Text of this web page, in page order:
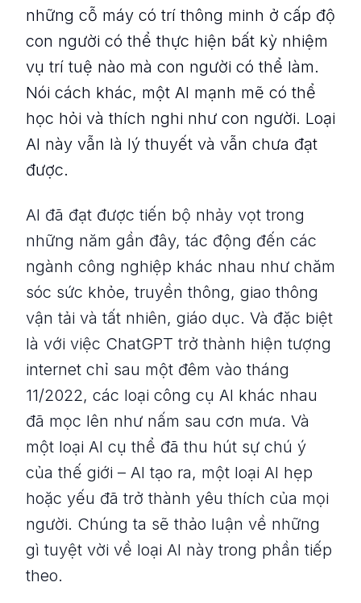
những cỗ máy có trí thông minh ở cấp độ
con người có thể thực hiện bất kỳ nhiệm
vụ trí tuệ nào mà con người có thể làm.
Nói cách khác, một AI mạnh mẽ có thể
học hỏi và thích nghi như con người. Loại
AI này vẫn là lý thuyết và vẫn chưa đạt
được.
AI đã đạt được tiến bộ nhảy vọt trong
những năm gần đây, tác động đến các
ngành công nghiệp khác nhau như chăm
sóc sức khỏe, truyền thông, giao thông
vận tải và tất nhiên, giáo dục. Và đặc biệt
là với việc ChatGPT trở thành hiện tượng
internet chỉ sau một đêm vào tháng
11/2022, các loại công cụ AI khác nhau
đã mọc lên như nấm sau cơn mưa. Và
một loại AI cụ thể đã thu hút sự chú ý
của thế giới – AI tạo ra, một loại AI hẹp
hoặc yếu đã trở thành yêu thích của mọi
người. Chúng ta sẽ thảo luận về những
gì tuyệt vời về loại AI này trong phần tiếp
theo.